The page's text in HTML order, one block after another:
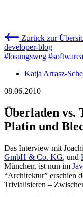
Zurück zur
developer-blog
#losungsweg
Katja Arrasz-
08.06.2010
Überladen vs.
Platin und
Das Interview mit
GmbH & Co. KG, und
München, ist nun im
“Architektur” erschien
Trivialisieren –